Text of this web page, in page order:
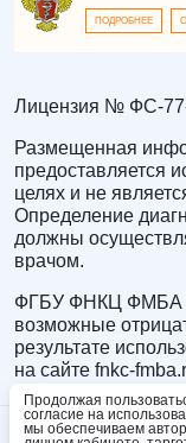
ПОДРОБНЕЕ
Лицензия № ФС-77-
Размещенная
предоставляется
целях и не
Определение
должны
врачом.
ФГБУ ФНКЦ ФМБА
возможные
результате
на сайте fnkc-
Продолжая
согласие на
мы обеспечиваем